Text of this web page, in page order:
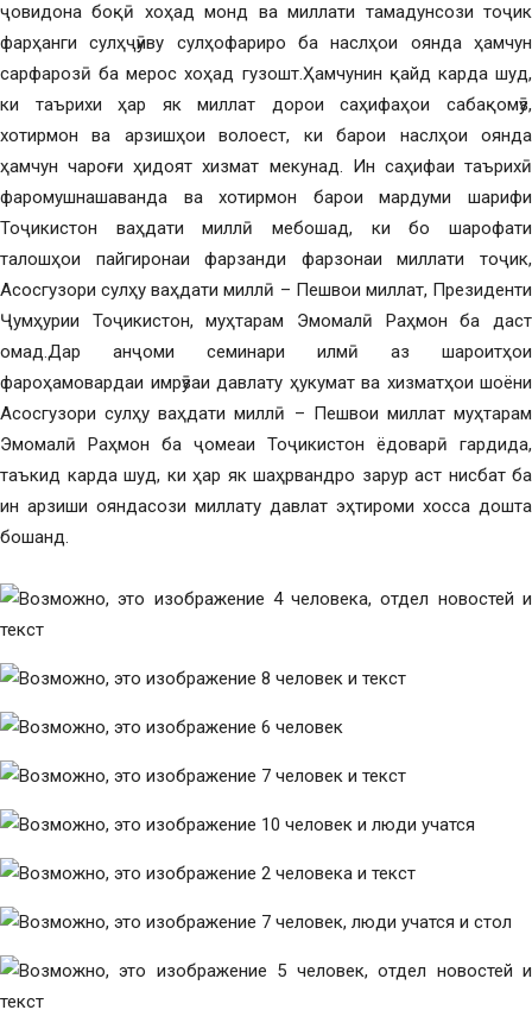
ҷовидона боқӣ хоҳад монд ва миллати тамадунсози тоҷик
фарҳанги сулҳҷӯиву сулҳофариро ба наслҳои оянда ҳамчун
сарфарозӣ ба мерос хоҳад гузошт.Ҳамчунин қайд карда шуд,
ки таърихи ҳар як миллат дорои саҳифаҳои сабақомӯз,
хотирмон ва арзишҳои волоест, ки барои наслҳои оянда
ҳамчун чароғи ҳидоят хизмат мекунад. Ин саҳифаи таърихӣ
фаромушнашаванда ва хотирмон барои мардуми шарифи
Тоҷикистон ваҳдати миллӣ мебошад, ки бо шарофати
талошҳои пайгиронаи фарзанди фарзонаи миллати тоҷик,
Асосгузори сулҳу ваҳдати миллӣ – Пешвои миллат, Президенти
Ҷумҳурии Тоҷикистон, муҳтарам Эмомалӣ Раҳмон ба даст
омад.Дар анҷоми семинари илмӣ аз шароитҳои
фароҳамовардаи имрӯзаи давлату ҳукумат ва хизматҳои шоёни
Асосгузори сулҳу ваҳдати миллӣ – Пешвои миллат муҳтарам
Эмомалӣ Раҳмон ба ҷомеаи Тоҷикистон ёдоварӣ гардида,
таъкид карда шуд, ки ҳар як шаҳрвандро зарур аст нисбат ба
ин арзиши ояндасози миллату давлат эҳтироми хосса дошта
бошанд.